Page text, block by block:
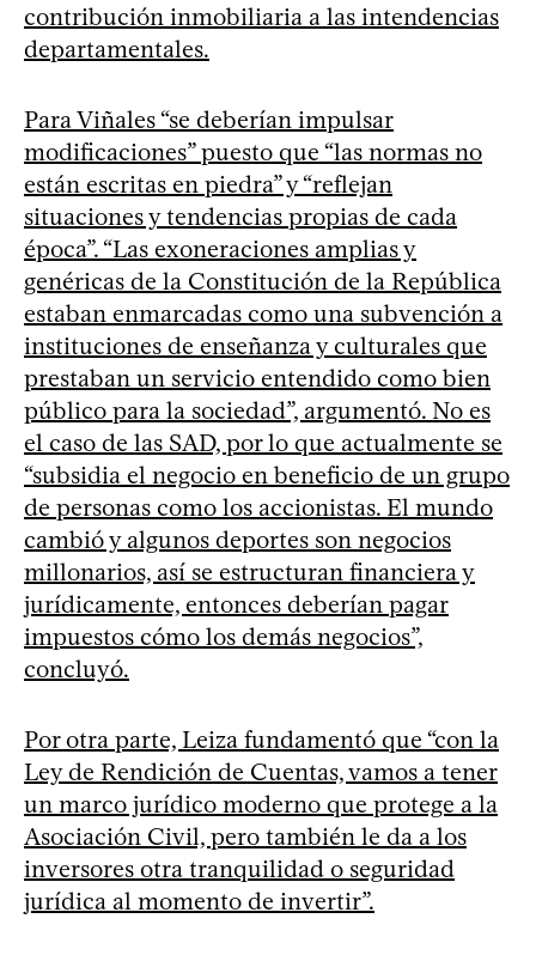
contribución inmobiliaria a las intendencias
departamentales.
Para Viñales “se deberían impulsar
modificaciones” puesto que “las normas no
están escritas en piedra” y “reflejan
situaciones y tendencias propias de cada
época”. “Las exoneraciones amplias y
genéricas de la Constitución de la República
estaban enmarcadas como una subvención a
instituciones de enseñanza y culturales que
prestaban un servicio entendido como bien
público para la sociedad”, argumentó. No es
el caso de las SAD, por lo que actualmente se
“subsidia el negocio en beneficio de un grupo
de personas como los accionistas. El mundo
cambió y algunos deportes son negocios
millonarios, así se estructuran financiera y
jurídicamente, entonces deberían pagar
impuestos cómo los demás negocios”,
concluyó.
Por otra parte, Leiza fundamentó que “con la
Ley de Rendición de Cuentas, vamos a tener
un marco jurídico moderno que protege a la
Asociación Civil, pero también le da a los
inversores otra tranquilidad o seguridad
jurídica al momento de invertir”.